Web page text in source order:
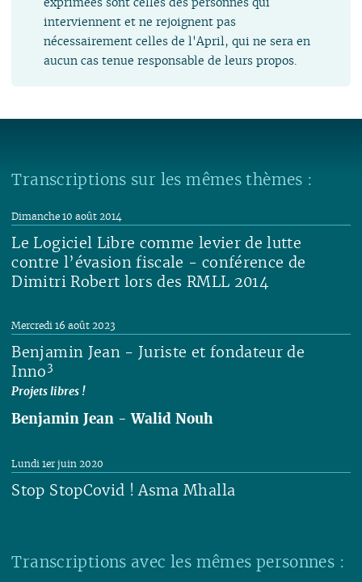
interviennent et ne rejoignent pas
nécessairement celles de l'April, qui ne sera en
aucun cas tenue responsable de leurs propos.
Transcriptions sur les mêmes thèmes :
Le Logiciel Libre comme levier de lutte
contre l’évasion fiscale - conférence de
Dimitri Robert lors des RMLL 2014
Dimanche 10 août 2014
Benjamin Jean - Juriste et fondateur de
Inno3
Projets libres !
Mercredi 16 août 2023
Benjamin Jean -Walid Nouh
Lire
Stop StopCovid ! Asma Mhalla
Lundi 1er juin 2020
Transcriptions avec les mêmes personnes :